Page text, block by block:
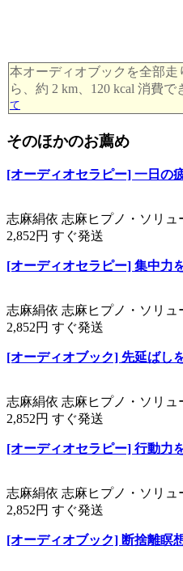
本オーディオブックを全部
ら、約 2 km、120 kcal 消費で
て
そのほかのお薦め
[オーディオセラピー] 一日の
志麻絹依 志麻ヒプノ・ソリュ
2,852円 すぐ発送
[オーディオセラピー] 集中力
志麻絹依 志麻ヒプノ・ソリュ
2,852円 すぐ発送
[オーディオブック] 先延ばし
志麻絹依 志麻ヒプノ・ソリュ
2,852円 すぐ発送
[オーディオセラピー] 行動力
志麻絹依 志麻ヒプノ・ソリュ
2,852円 すぐ発送
[オーディオブック] 断捨離瞑